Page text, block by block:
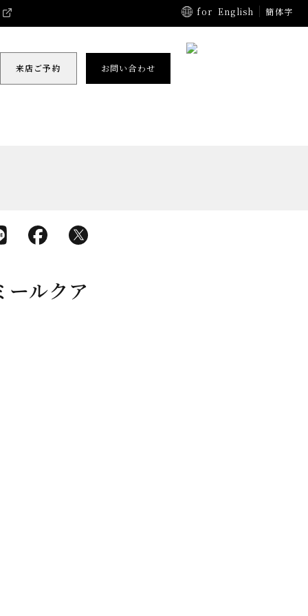
for English 簡体字
来店ご予約 お問い合わせ
ルクア